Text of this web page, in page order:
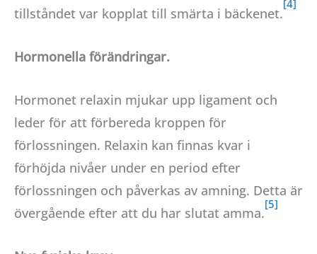
tillståndet var kopplat till smärta i bäckenet.
Hormonella förändringar.
Hormonet relaxin mjukar upp ligament och
leder för att förbereda kroppen för
förlossningen. Relaxin kan finnas kvar i
förhöjda nivåer under en period efter
förlossningen och påverkas av amning. Detta är
övergående efter att du har slutat amma.